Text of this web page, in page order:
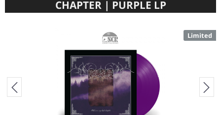
CHAPTER | PURPLE LP
Limited